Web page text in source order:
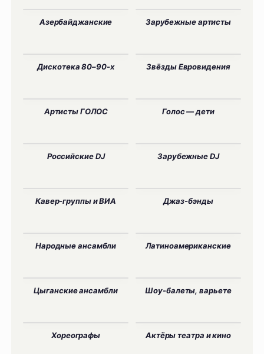
Азербайджанские Зарубежные артисты
Дискотека 80–90-х Звёзды Евровидения
Артисты ГОЛОС Голос — дети
Российские DJ Зарубежные DJ
Кавер-группы и ВИА Джаз-бэнды
Народные ансамбли Латиноамериканские
Цыганские ансамбли Шоу-балеты, варьете
Хореографы Актёры театра и кино